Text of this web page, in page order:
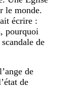
le monde.
écrire :
pourquoi
de
de
de